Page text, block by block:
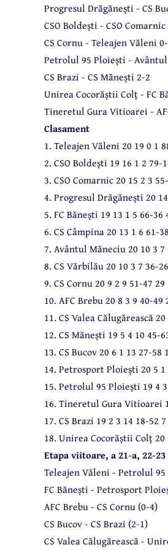
Progresul Drăgănești - CS
CSO Boldești - CSO
CS Cornu - Teleajen Văleni
Petrolul 95 Ploiești -
CS Brazi - CS Mănești 2-2
Unirea Cocorăștii Colț - FC
Tineretul Gura Vitioarei -
Clasament
1. Teleajen Văleni 20 19 0 1
2. CSO Boldești 19 16 1 2 79-
3. CSO Comarnic 20 15 2 3
4. Progresul Drăgănești 20
5. FC Bănești 19 13 1 5 66-36
6. CS Câmpina 20 13 1 6 61-
7. Avântul Măneciu 20 10 3 7
8. CS Vărbilău 20 10 3 7 36-
9. CS Cornu 20 9 2 9 51-47 29
10. AFC Brebu 20 8 3 9 40-49
11. CS Valea Călugărească
12. CS Mănești 19 5 4 10 45-
13. CS Bucov 20 6 1 13 27-58
14. Petrosport Ploiești 20 5 1
15. Petrolul 95 Ploiești 19 4
16. Tineretul Gura Vitioarei
17. CS Brazi 19 2 3 14 18-52 7
18. Unirea Cocorăștii Colț 20
Etapa viitoare, a 21-a, 22-
Teleajen Văleni - Petrolul
FC Bănești - Petrosport
AFC Brebu - CS Cornu (0-4)
CS Bucov - CS Brazi (2-1)
CS Valea Călugărească -